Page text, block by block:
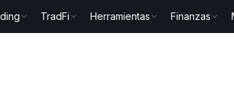
TradFi Herramientas Finanzas